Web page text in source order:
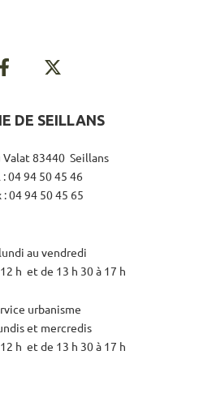
DE SEILLANS
Valat 83440 Seillans
: 04 94 50 45 46
: 04 94 50 45 65
au vendredi
h et de 13 h 30 à 17 h
urbanisme
et mercredis
h et de 13 h 30 à 17 h